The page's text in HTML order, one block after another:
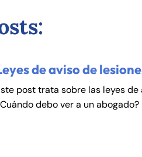
de aviso de
post trata sobre las leyes
debo ver a un abogado?